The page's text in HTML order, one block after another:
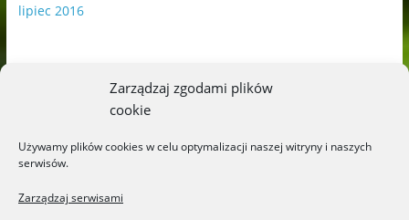
Zarządzaj zgodami plików
cookie
Używamy plików cookies w celu optymalizacji naszej witryny i naszych
serwisów.
Zarządzaj serwisami
lipiec 2016